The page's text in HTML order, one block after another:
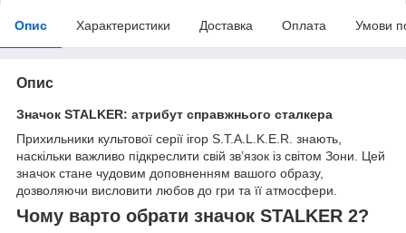
Опис Характеристики Доставка Оплата Умови
Опис
Значок STALKER: атрибут справжнього сталкера
Прихильники культової серії ігор S.T.A.L.K.E.R. знають,
наскільки важливо підкреслити свій зв’язок із світом Зони. Цей
значок стане чудовим доповненням вашого образу,
дозволяючи висловити любов до гри та її атмосфери.
Чому варто обрати значок STALKER 2?